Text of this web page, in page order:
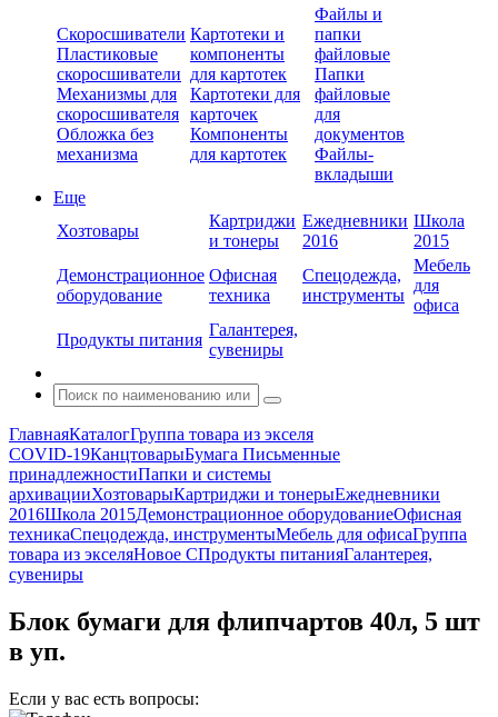
Скоросшиватели
Пластиковые
скоросшиватели
Механизмы для
скоросшивателя
Обложка без
механизма
Картотеки и
компоненты
для картотек
Картотеки для
карточек
Компоненты
для картотек
Файлы и
папки
файловые
Папки
файловые
для
документов
Файлы-
вкладыши
Еще
Хозтовары
Картриджи
и тонеры
Ежедневники
2016
Школа
2015
Демонстрационное
оборудование
Офисная
техника
Спецодежда,
инструменты
Мебель
для
офиса
Продукты питания
Галантерея,
сувениры
ГлавнаяКаталогГруппа товара из экселя
COVID-19КанцтоварыБумага Письменные
принадлежностиПапки и системы
архивацииХозтоварыКартриджи и тонерыЕжедневники
2016Школа 2015Демонстрационное оборудованиеОфисная
техникаСпецодежда, инструментыМебель для офисаГруппа
товара из экселяНовое СПродукты питанияГалантерея,
сувениры
Блок бумаги для флипчартов 40л, 5 шт
в уп.
Если у вас есть вопросы: